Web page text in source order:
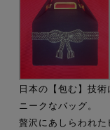
日本の【包む】技
ニークなバッグ。
贅沢にあしらわれ